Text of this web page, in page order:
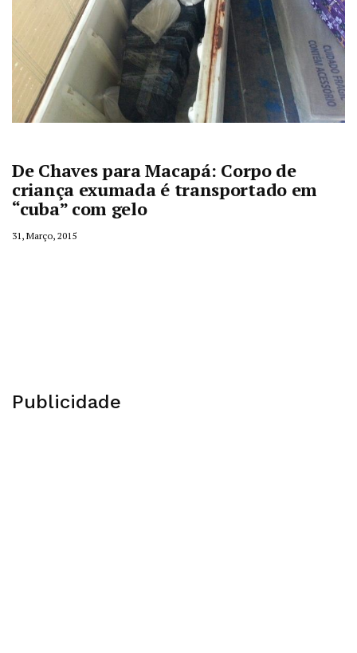
De Chaves para Macapá: Corpo de
criança exumada é transportado em
“cuba” com gelo
31, Março, 2015
Publicidade